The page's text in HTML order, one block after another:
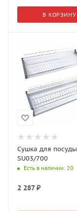
В КОРЗИНУ
Сушка для посуды
SU03/700
Есть в наличии: 20
2 287₽